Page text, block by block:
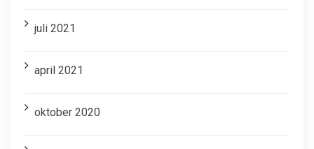
juli 2021
april 2021
oktober 2020